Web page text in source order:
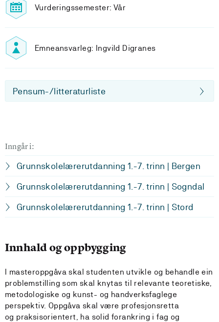
Vurderingssemester: Vår
Emneansvarleg: Ingvild Digranes
Pensum-/litteraturliste
Inngår i:
Grunnskolelærerutdanning 1.-7. trinn | Bergen
Grunnskolelærerutdanning 1.-7. trinn | Sogndal
Grunnskolelærerutdanning 1.-7. trinn | Stord
Innhald og oppbygging
I masteroppgåva skal studenten utvikle og behandle ein
problemstilling som skal knytas til relevante teoretiske,
metodologiske og kunst- og handverksfaglege
perspektiv. Oppgåva skal være profesjonsretta
og praksisorientert, ha solid forankring i fag og